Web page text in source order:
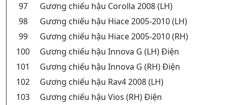
97
Gương chiếu hậu Corolla 2008 (LH)
98
Gương chiếu hậu Hiace 2005-2010 (LH)
99
Gương chiếu hậu Hiace 2005-2010 (RH)
100
Gương chiếu hậu Innova G (LH) Điện
101
Gương chiếu hậu Innova G (RH) Điện
102
Gương chiếu hậu Rav4 2008 (LH)
103
Gương chiếu hậu Vios (RH) Điện